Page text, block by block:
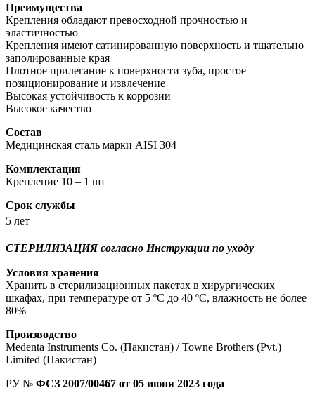
Преимущества
Крепления обладают превосходной прочностью и
эластичностью
Крепления имеют сатинированную поверхность и тщательно
заполированные края
Плотное прилегание к поверхности зуба, простое
позиционирование и извлечение
Высокая устойчивость к коррозии
Высокое качество
Состав
Медицинская сталь марки AISI 304
Комплектация
Крепление 10 – 1 шт
Срок службы
5 лет
СТЕРИЛИЗАЦИЯ согласно Инструкции по уходу
Условия хранения
Хранить в стерилизационных пакетах в хирургических
шкафах, при температуре от 5 ºС до 40 ºС, влажность не более
80%
Производство
Medenta Instruments Co. (Пакистан) / Towne Brothers (Pvt.)
Limited (Пакистан)
РУ № ФСЗ 2007/00467 от 05 июня 2023 года